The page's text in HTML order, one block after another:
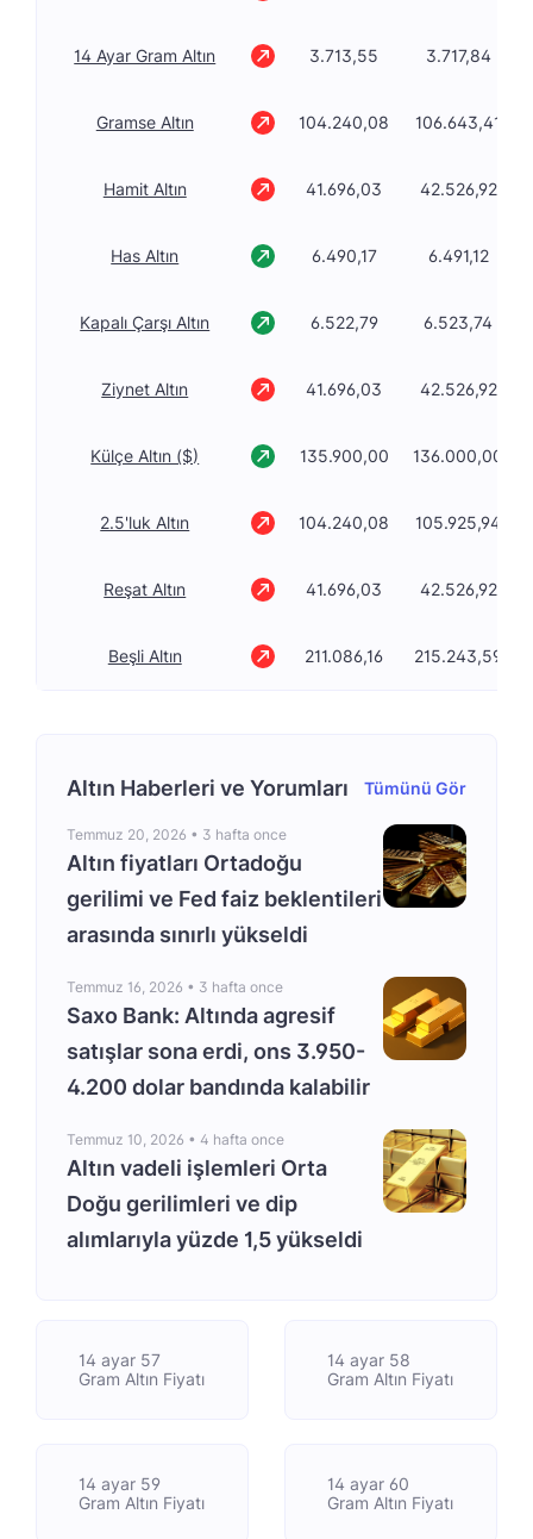
14 Ayar Gram Altın 3.713,55 3.717,84
Gramse Altın 104.240,08 106.643,41
Hamit Altın 41.696,03 42.526,92
Has Altın 6.490,17 6.491,12
Kapalı Çarşı Altın 6.522,79 6.523,74
Ziynet Altın 41.696,03 42.526,92
Külçe Altın ($) 135.900,00 136.000,00
2.5'luk Altın 104.240,08 105.925,94
Reşat Altın 41.696,03 42.526,92
Beşli Altın 211.086,16 215.243,59
Altın Haberleri ve Yorumları Tümünü Gör
Temmuz 20, 2026 • 3 hafta once
Altın fiyatları Ortadoğu
gerilimi ve Fed faiz beklentileri
arasında sınırlı yükseldi
Temmuz 16, 2026 • 3 hafta once
Saxo Bank: Altında agresif
satışlar sona erdi, ons 3.950-
4.200 dolar bandında kalabilir
Temmuz 10, 2026 • 4 hafta once
Altın vadeli işlemleri Orta
Doğu gerilimleri ve dip
alımlarıyla yüzde 1,5 yükseldi
14 ayar 57
Gram Altın Fiyatı
14 ayar 58
Gram Altın Fiyatı
14 ayar 59
Gram Altın Fiyatı
14 ayar 60
Gram Altın Fiyatı